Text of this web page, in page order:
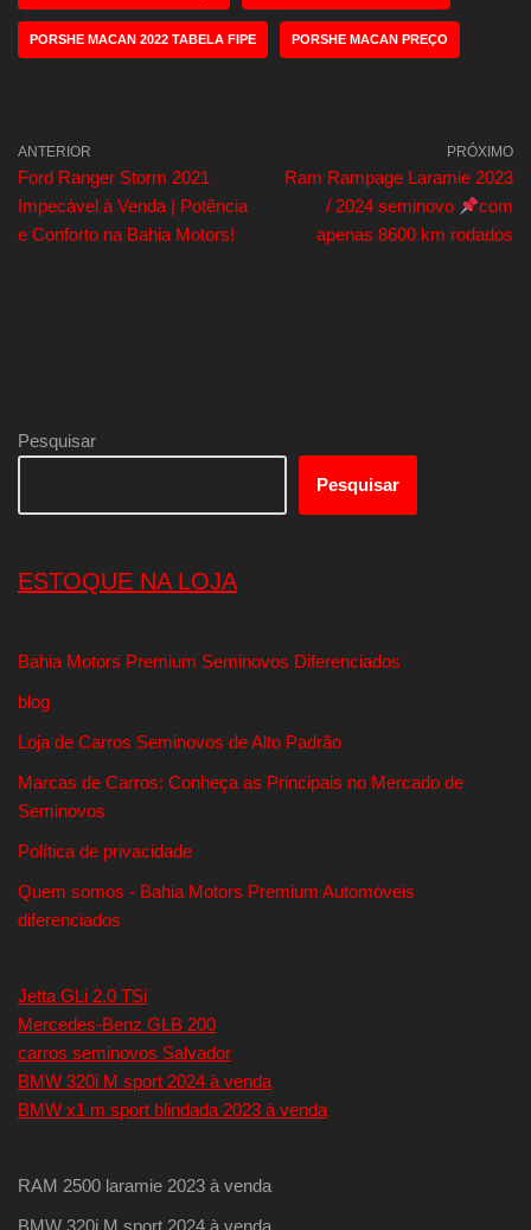
PORSHE MACAN 2022 TABELA FIPE PORSHE MACAN PREÇO
ANTERIOR
Ford Ranger Storm 2021
Impecável à Venda | Potência
e Conforto na Bahia Motors!
PRÓXIMO
Ram Rampage Laramie 2023
/ 2024 seminovo
com
apenas 8600 km rodados
Pesquisar
Pesquisar
ESTOQUE NA LOJA
Bahia Motors Premium Seminovos Diferenciados
blog
Loja de Carros Seminovos de Alto Padrão
Marcas de Carros: Conheça as Principais no Mercado de
Seminovos
Política de privacidade
Quem somos - Bahia Motors Premium Automóveis
diferenciados
Jetta GLi 2.0 TSi
Mercedes-Benz GLB 200
carros seminovos Salvador
BMW 320i M sport 2024 à venda
BMW x1 m sport blindada 2023 à venda
RAM 2500 laramie 2023 à venda